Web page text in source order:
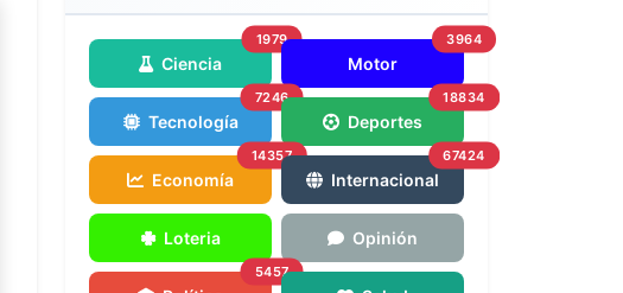
Ciencia
1979
Motor
3964
Tecnología
7246
Deportes
18834
Economía
14357
Internacional
67424
Loteria Opinión
5457